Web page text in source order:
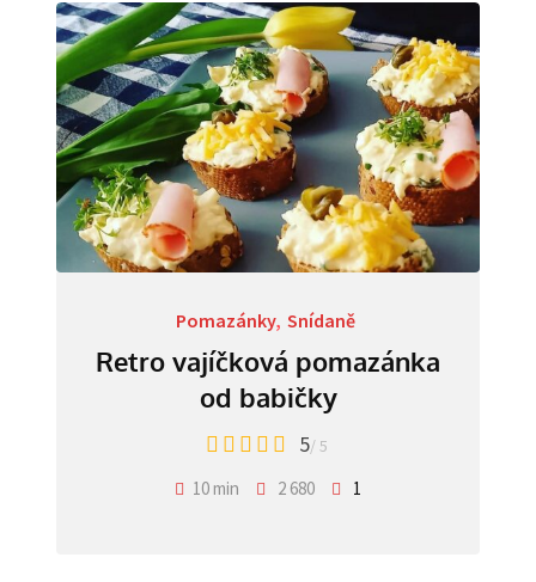
Pomazánky, Snídaně
Retro vajíčková pomazánka
od babičky
5/ 5
10 min 2 680 1